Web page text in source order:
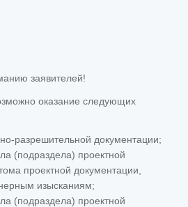
заявителей!
оказание следующих
разрешительной документации;
(подраздела) проектной
проектной документации,
изысканиям;
(подраздела) проектной